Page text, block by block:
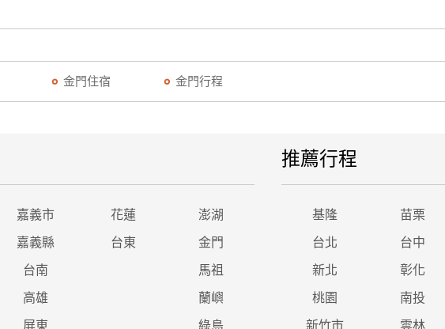
金門住宿 金門行程
嘉義市 花蓮 澎湖
嘉義縣 台東 金門
台南 馬祖
高雄 蘭嶼
屏東 綠島
推薦行程
基隆 苗栗
台北 台中
新北 彰化
桃園 南投
新竹市 雲林